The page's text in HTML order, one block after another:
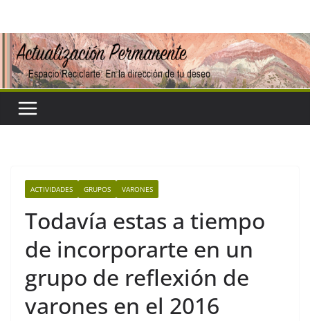
contenido
ACTIVIDADES GRUPOS VARONES
Todavía estas a tiempo
de incorporarte en un
grupo de reflexión de
varones en el 2016